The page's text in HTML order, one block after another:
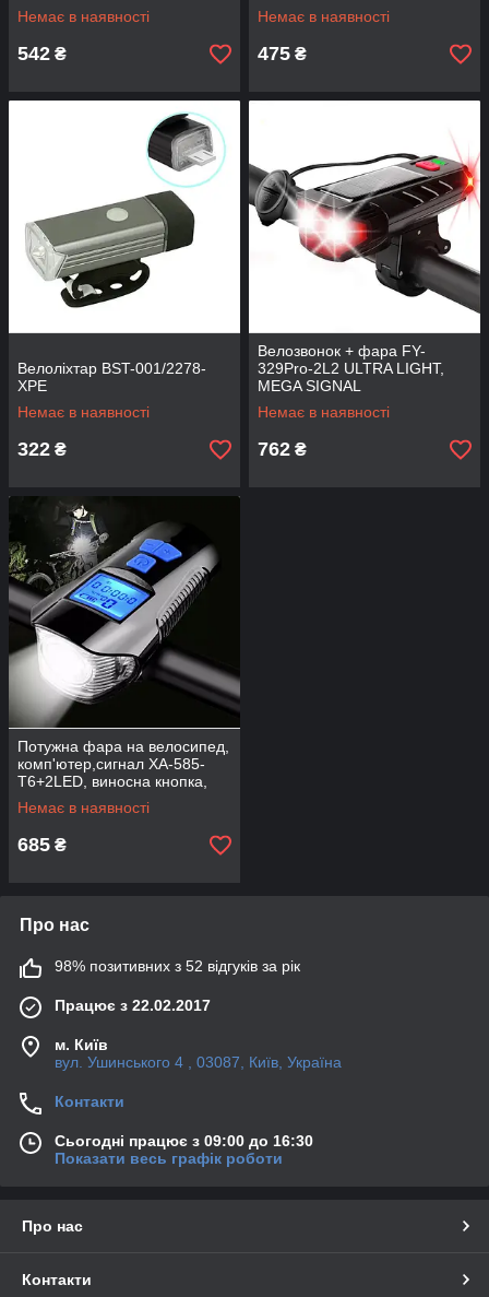
Немає в наявності
542 ₴
Немає в наявності
475 ₴
Велоліхтар BST-001/2278-
XPE
Немає в наявності
322 ₴
Велозвонок + фара FY-
329Pro-2L2 ULTRA LIGHT,
MEGA SIGNAL
Немає в наявності
762 ₴
Потужна фара на велосипед,
комп'ютер,сигнал XA-585-
T6+2LED, виносна кнопка,
Waterproof, акум., ЗП micro
USB
Немає в наявності
685 ₴
Про нас
98% позитивних з 52 відгуків за рік
Працює з 22.02.2017
м. Київ
вул. Ушинського 4 , 03087, Київ, Україна
Контакти
Сьогодні працює з 09:00 до 16:30
Показати весь графік роботи
Про нас
Контакти